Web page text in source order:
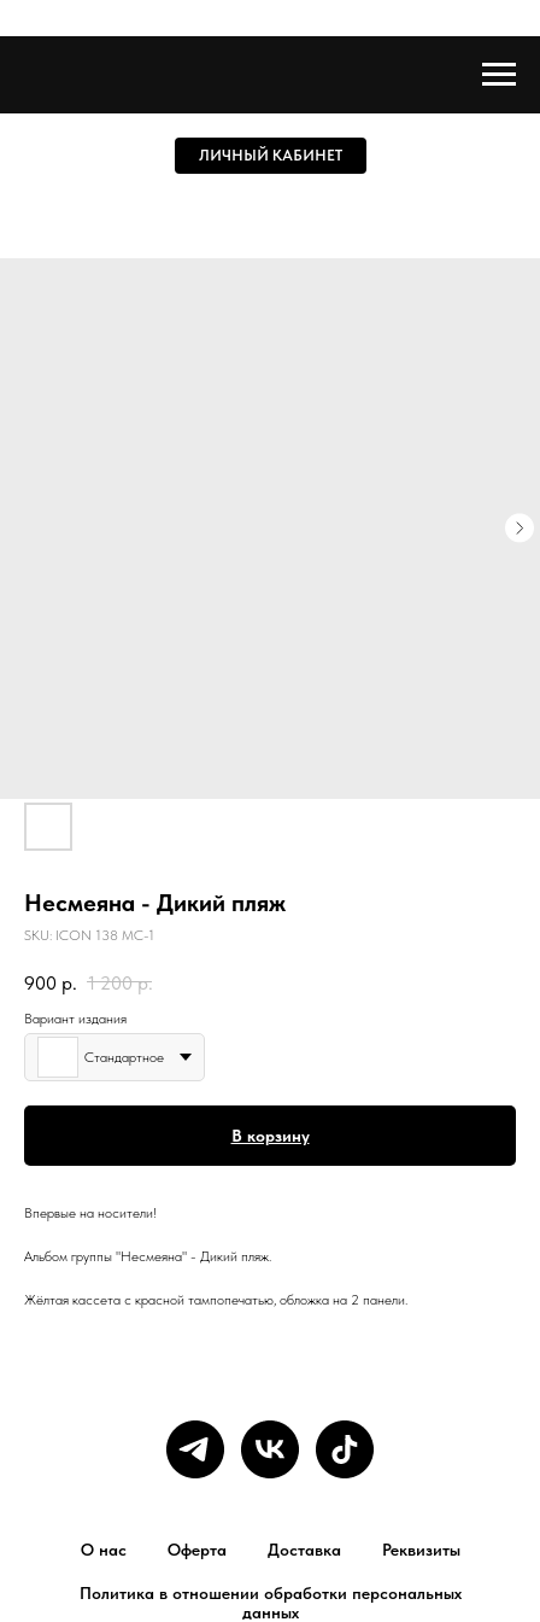
ЛИЧНЫЙ КАБИНЕТ
Несмеяна - Дикий пляж
SKU: ICON 138 MC-1
900 р. 1 200 р.
Вариант издания
Стандартное
В корзину
Впервые на носители!
Альбом группы "Несмеяна" - Дикий пляж.
Жёлтая кассета с красной тампопечатью, обложка на 2 панели.
О нас Оферта Доставка Реквизиты
Политика в отношении обработки персональных
данных